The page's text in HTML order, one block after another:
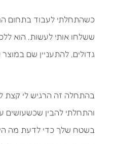
כשהתחלתי לעבוד בתחום
ששלחו אותי לעשות, הוא
גדולים, להתעניין שם
בהתחלה זה הרגיש לי קצת
והתחלתי להבין שכשעושים
בשטח שלך כדי לדעת מה